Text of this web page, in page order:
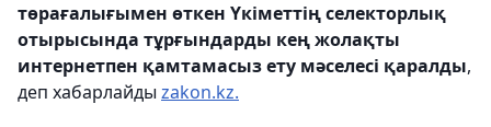
төрағалығымен өткен Үкіметтің селекторлық
отырысында тұрғындарды кең жолақты
интернетпен қамтамасыз ету мәселесі қаралды,
деп хабарлайды zakon.kz.